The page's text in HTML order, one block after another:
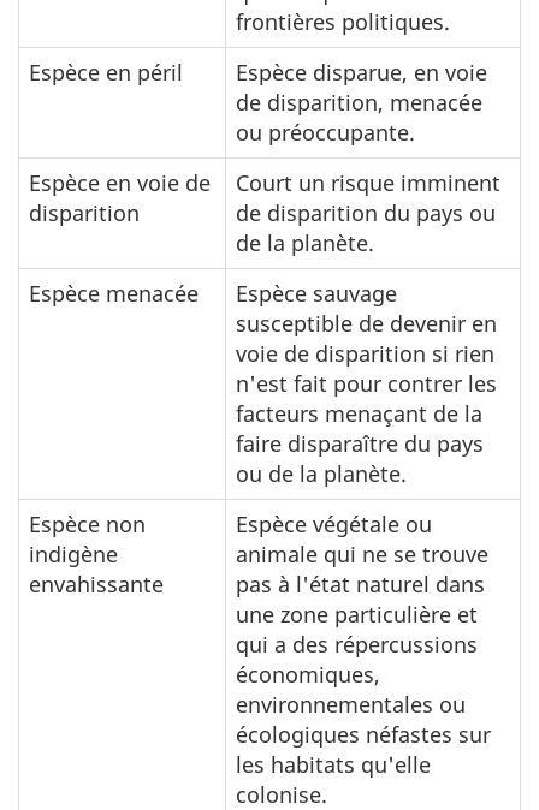
frontières politiques.
Espèce en péril
Espèce disparue, en voie
de disparition, menacée
ou préoccupante.
Espèce en voie de
disparition
Court un risque imminent
de disparition du pays ou
de la planète.
Espèce menacée
Espèce sauvage
susceptible de devenir en
voie de disparition si rien
n'est fait pour contrer les
facteurs menaçant de la
faire disparaître du pays
ou de la planète.
Espèce non
indigène
envahissante
Espèce végétale ou
animale qui ne se trouve
pas à l'état naturel dans
une zone particulière et
qui a des répercussions
économiques,
environnementales ou
écologiques néfastes sur
les habitats qu'elle
colonise.